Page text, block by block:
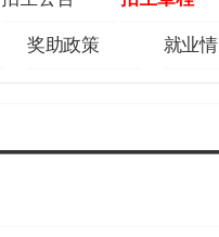
奖助政策 就业